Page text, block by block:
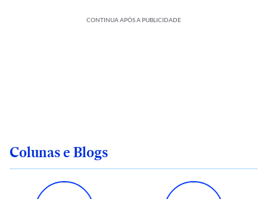
CONTINUA APÓS A PUBLICIDADE
Colunas e Blogs